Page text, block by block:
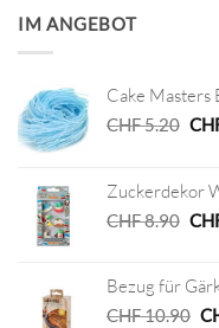
IM ANGEBOT
Cake Masters
CHF5.20
Zuckerdekor
CHF8.90
Bezug für
CHF10.90